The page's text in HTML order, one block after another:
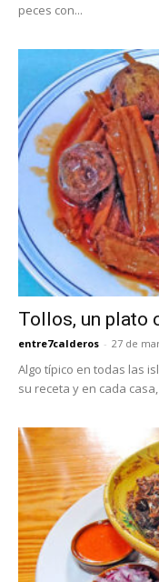
peces con...
Tollos, un plato
entre7calderos - 27 de
Algo típico en todas las
su receta y en cada